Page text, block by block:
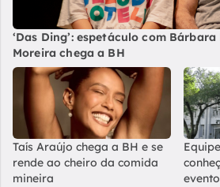
‘Das Ding’: espetáculo com
Moreira chega a BH
Taís Araújo chega a BH e se
rende ao cheiro da comida
mineira
evento